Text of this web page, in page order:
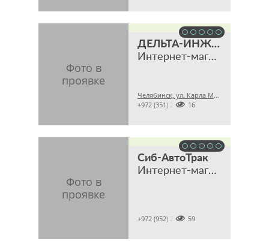
ДЕЛЬТА-ИНЖИНИРИНГ
Интернет-магазин
Челябинск, ул. Карла Маркса, 28А офис 43

+972 (351) 2009316
Сиб-АвтоТрак
Интернет-магазин

+972 (952) 2631159